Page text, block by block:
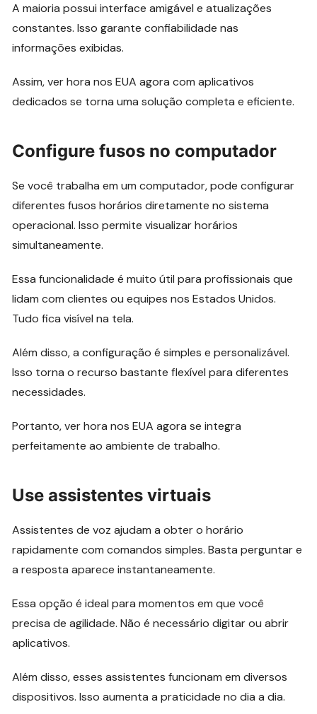
A maioria possui interface amigável e atualizações
constantes. Isso garante confiabilidade nas
informações exibidas.
Assim, ver hora nos EUA agora com aplicativos
dedicados se torna uma solução completa e eficiente.
Configure fusos no computador
Se você trabalha em um computador, pode configurar
diferentes fusos horários diretamente no sistema
operacional. Isso permite visualizar horários
simultaneamente.
Essa funcionalidade é muito útil para profissionais que
lidam com clientes ou equipes nos Estados Unidos.
Tudo fica visível na tela.
Além disso, a configuração é simples e personalizável.
Isso torna o recurso bastante flexível para diferentes
necessidades.
Portanto, ver hora nos EUA agora se integra
perfeitamente ao ambiente de trabalho.
Use assistentes virtuais
Assistentes de voz ajudam a obter o horário
rapidamente com comandos simples. Basta perguntar e
a resposta aparece instantaneamente.
Essa opção é ideal para momentos em que você
precisa de agilidade. Não é necessário digitar ou abrir
aplicativos.
Além disso, esses assistentes funcionam em diversos
dispositivos. Isso aumenta a praticidade no dia a dia.